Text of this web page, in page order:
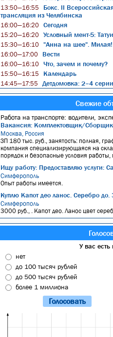
13:50—16:55
Бокс. II
трансляция из Челябинска
16:00—16:20 Сегодня
15:20—16:20 Условный мент-5:
15:30—16:10 "Анна на шее".
16:00—17:00 Вести
16:00—16:10 Что, зачем и почему?
15:50—16:15 Календарь
14:45—17:55 Детдомовка: 2–4
Свежие
Работа на транспорте: водители,
Вакансия: Комплектовщик/Сборщик
Москва, Россия
ЗП 180 тыс. руб., занятость: полная,
компания специализирующаяся на
порядок и безопасные условия работы,
Ищу работу: Предоставляю услуги:
Симферополь
Опыт работы имеется.
Куплю Капот део ланос. Серебро до.
Симферополь
3000 руб., . Капот део. Ланос цвет
У вас есть
нет
до 100 тысяч рублей
до 500 тысяч рублей
более 1 миллиона